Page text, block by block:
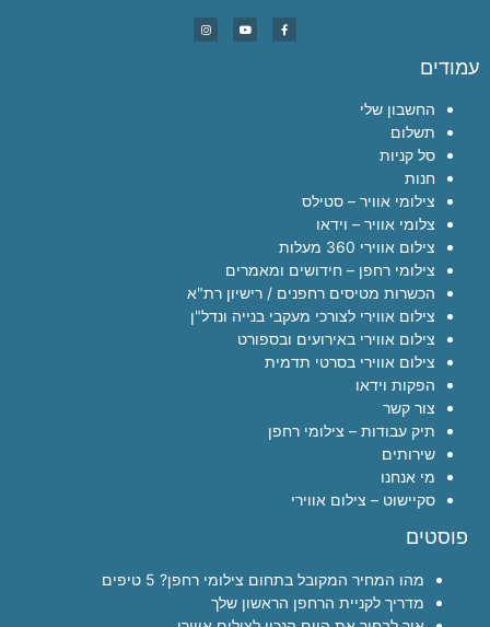
עמודים
החשבון שלי
תשלום
סל קניות
חנות
צילומי אוויר – סטילס
צלומי אוויר – וידאו
צילום אווירי 360 מעלות
צילומי רחפן – חידושים ומאמרים
הכשרות מטיסים רחפנים / רישיון רת"א
צילום אווירי לצורכי מעקבי בנייה ונדל"ן
צילום אווירי באירועים ובספורט
צילום אווירי בסרטי תדמית
הפקות וידאו
צור קשר
תיק עבודות – צילומי רחפן
שירותים
מי אנחנו
סקיישוט – צילום אווירי
פוסטים
מהו המחיר המקובל בתחום צילומי רחפן? 5 טיפים
מדריך לקניית הרחפן הראשון שלך